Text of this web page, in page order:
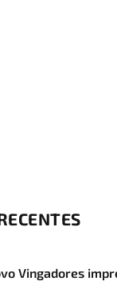
Vingadores